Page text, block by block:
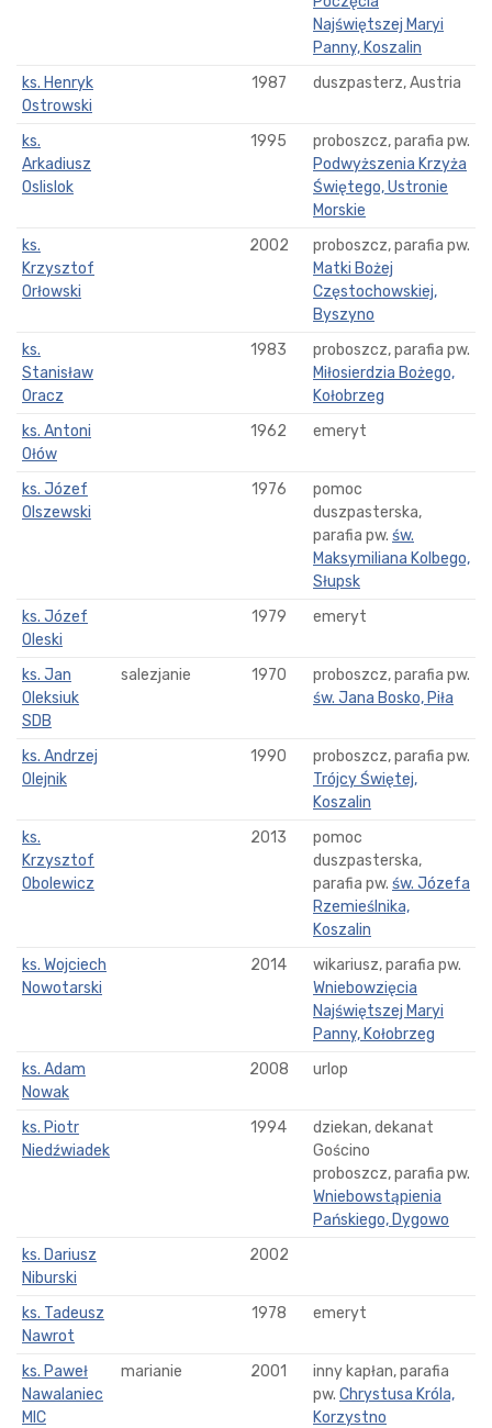
Najświętszej Maryi
Panny, Koszalin
ks. Henryk
Ostrowski
1987 duszpasterz, Austria
ks.
Arkadiusz
Oslislok
1995
proboszcz, parafia pw.
Podwyższenia Krzyża
Świętego, Ustronie
Morskie
ks.
Krzysztof
Orłowski
2002
proboszcz, parafia pw.
Matki Bożej
Częstochowskiej,
Byszyno
ks.
Stanisław
Oracz
1983
proboszcz, parafia pw.
Miłosierdzia Bożego,
Kołobrzeg
ks. Antoni
Ołów
1962 emeryt
ks. Józef
Olszewski
1976
pomoc
duszpasterska,
parafia pw. św.
Maksymiliana Kolbego,
Słupsk
ks. Józef
Oleski
1979 emeryt
ks. Jan
Oleksiuk
SDB
salezjanie 1970
proboszcz, parafia pw.
św. Jana Bosko, Piła
ks. Andrzej
Olejnik
1990
proboszcz, parafia pw.
Trójcy Świętej,
Koszalin
ks.
Krzysztof
Obolewicz
2013
pomoc
duszpasterska,
parafia pw. św. Józefa
Rzemieślnika,
Koszalin
ks. Wojciech
Nowotarski
2014
wikariusz, parafia pw.
Wniebowzięcia
Najświętszej Maryi
Panny, Kołobrzeg
ks. Adam
Nowak
2008 urlop
ks. Piotr
Niedźwiadek
1994
dziekan, dekanat
Gościno
proboszcz, parafia pw.
Wniebowstąpienia
Pańskiego, Dygowo
ks. Dariusz
Niburski
2002
ks. Tadeusz
Nawrot
1978 emeryt
ks. Paweł
Nawalaniec
MIC
marianie 2001
inny kapłan, parafia
pw. Chrystusa Króla,
Korzystno